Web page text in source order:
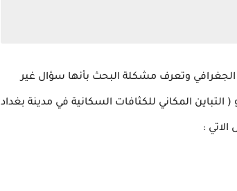
وتعرف مشكلة البحث بأنها سؤال غير
المكاني للكثافات السكانية في مدينة بغداد
: